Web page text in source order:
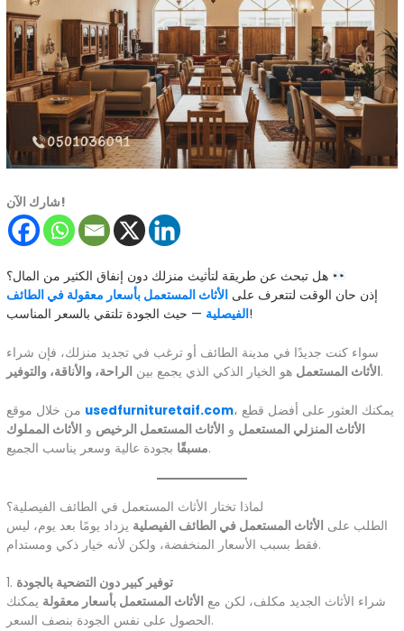
شارك الآن!
إذن حان الوقت لتتعرف على الأثاث المستعمل بأسعار معقولة في الطائف
الفيصلية— حيث الجودة تلتقي بالسعر المناسب!
سواء كنت جديدًا في مدينة الطائف أو ترغب في تجديد منزلك، فإن شراء
الأثاث المستعمل هو الخيار الذكي الذي يجمع بين الراحة، والأناقة، والتوفير .
usedfurnituretaif.com ، يمكنك العثور على أفضل قطع
الأثاث المنزلي المستعمل و الأثاث المستعمل الرخيص و الأثاث المملوك
مسبقًابجودة عالية وسعر يناسب الجميع.
لماذا تختار الأثاث المستعمل في الطائف الفيصلية؟
الطلب على الأثاث المستعمل في الطائف الفيصلية يزداد يومًا بعد يوم، ليس
فقط بسبب الأسعار المنخفضة، ولكن لأنه خيار ذكي ومستدام.
1. توفير كبير دون التضحية بالجودة
شراء الأثاث الجديد مكلف، لكن مع الأثاث المستعمل بأسعار معقولة يمكنك
الحصول على نفس الجودة بنصف السعر.